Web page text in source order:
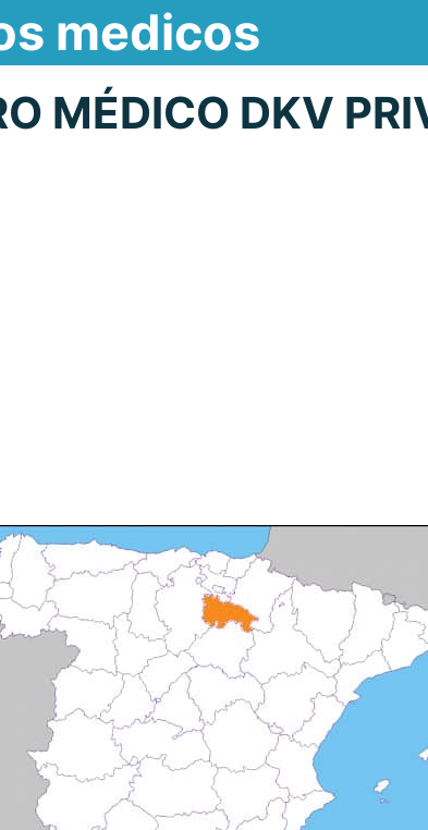
medicos
MÉDICO DKV